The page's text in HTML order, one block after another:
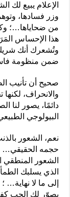
الإعلام يبيع لك
وزر فسادها،
من ضحاياها…؛
هذا الإحساس
وتُشعرك أنك
ضمن منظومة
صحيح أن تأنيب
والانحراف،
دائمًا، يصور لنا
البيولوجي
نعم، الشعور
حجمه الحقيقي…
الشعور
الذي يسلبك
إلى ما لا
يصوّر لك الحب